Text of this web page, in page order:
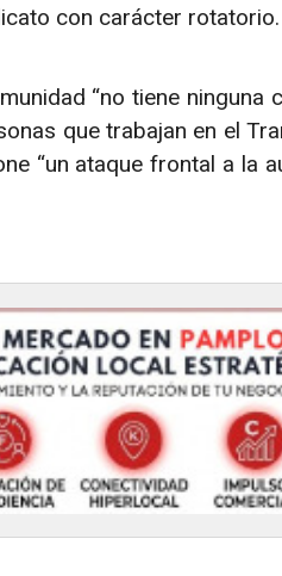
con carácter rotatorio.
“no tiene ninguna
que trabajan en el
“un ataque frontal a la